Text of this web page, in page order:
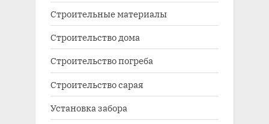
Строительные материалы
Строительство дома
Строительство погреба
Строительство сарая
Установка забора